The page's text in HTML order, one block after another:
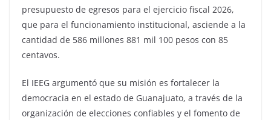
presupuesto de egresos para el ejercicio fiscal 2026,
que para el funcionamiento institucional, asciende a la
cantidad de 586 millones 881 mil 100 pesos con 85
centavos.
El IEEG argumentó que su misión es fortalecer la
democracia en el estado de Guanajuato, a través de la
organización de elecciones confiables y el fomento de